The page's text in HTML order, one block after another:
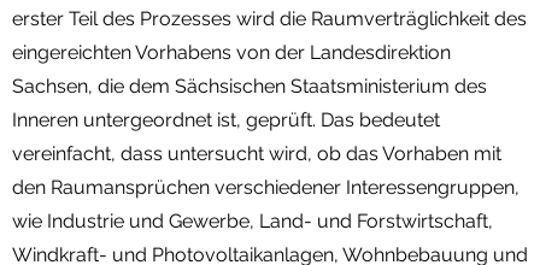
erster Teil des Prozesses wird die Raumverträglichkeit des
eingereichten Vorhabens von der Landesdirektion
Sachsen, die dem Sächsischen Staatsministerium des
Inneren untergeordnet ist, geprüft. Das bedeutet
vereinfacht, dass untersucht wird, ob das Vorhaben mit
den Raumansprüchen verschiedener Interessengruppen,
wie Industrie und Gewerbe, Land- und Forstwirtschaft,
Windkraft- und Photovoltaikanlagen, Wohnbebauung und